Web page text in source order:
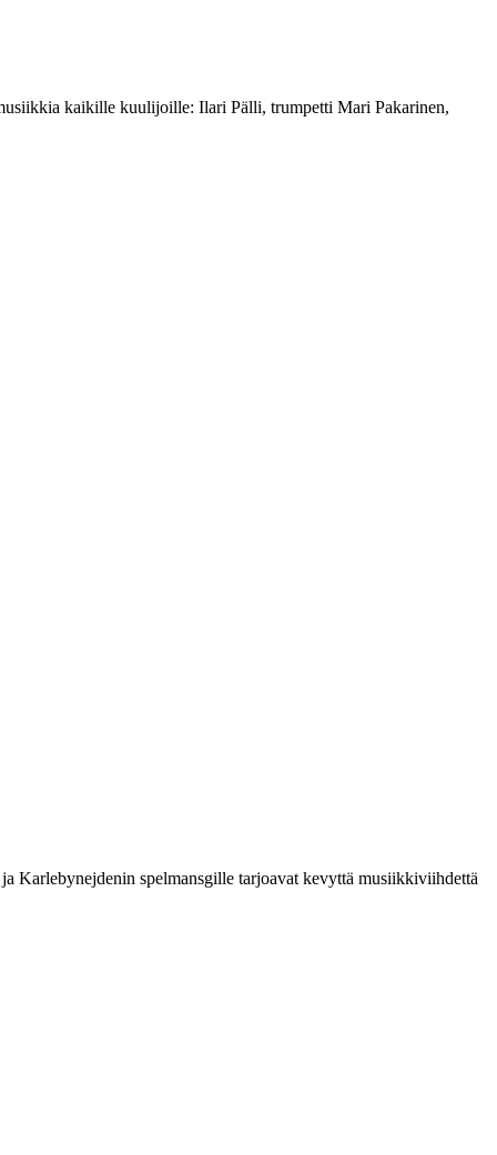
kaikille kuulijoille: Ilari Pälli, trumpetti Mari Pakarinen,
ja Karlebynejdenin spelmansgille tarjoavat kevyttä musiikkiviihdettä